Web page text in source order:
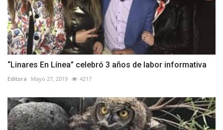
“Linares En Línea” celebró 3 años de labor informativa
Editora Mayo 27, 2019 4217